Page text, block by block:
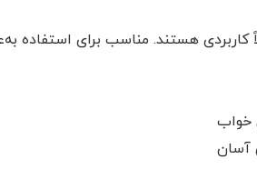
کاربردی هستند. مناسب برای استفاده
خواب
آسان